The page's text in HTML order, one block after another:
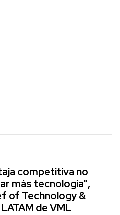
competitiva no
más tecnología",
of Technology &
de VML